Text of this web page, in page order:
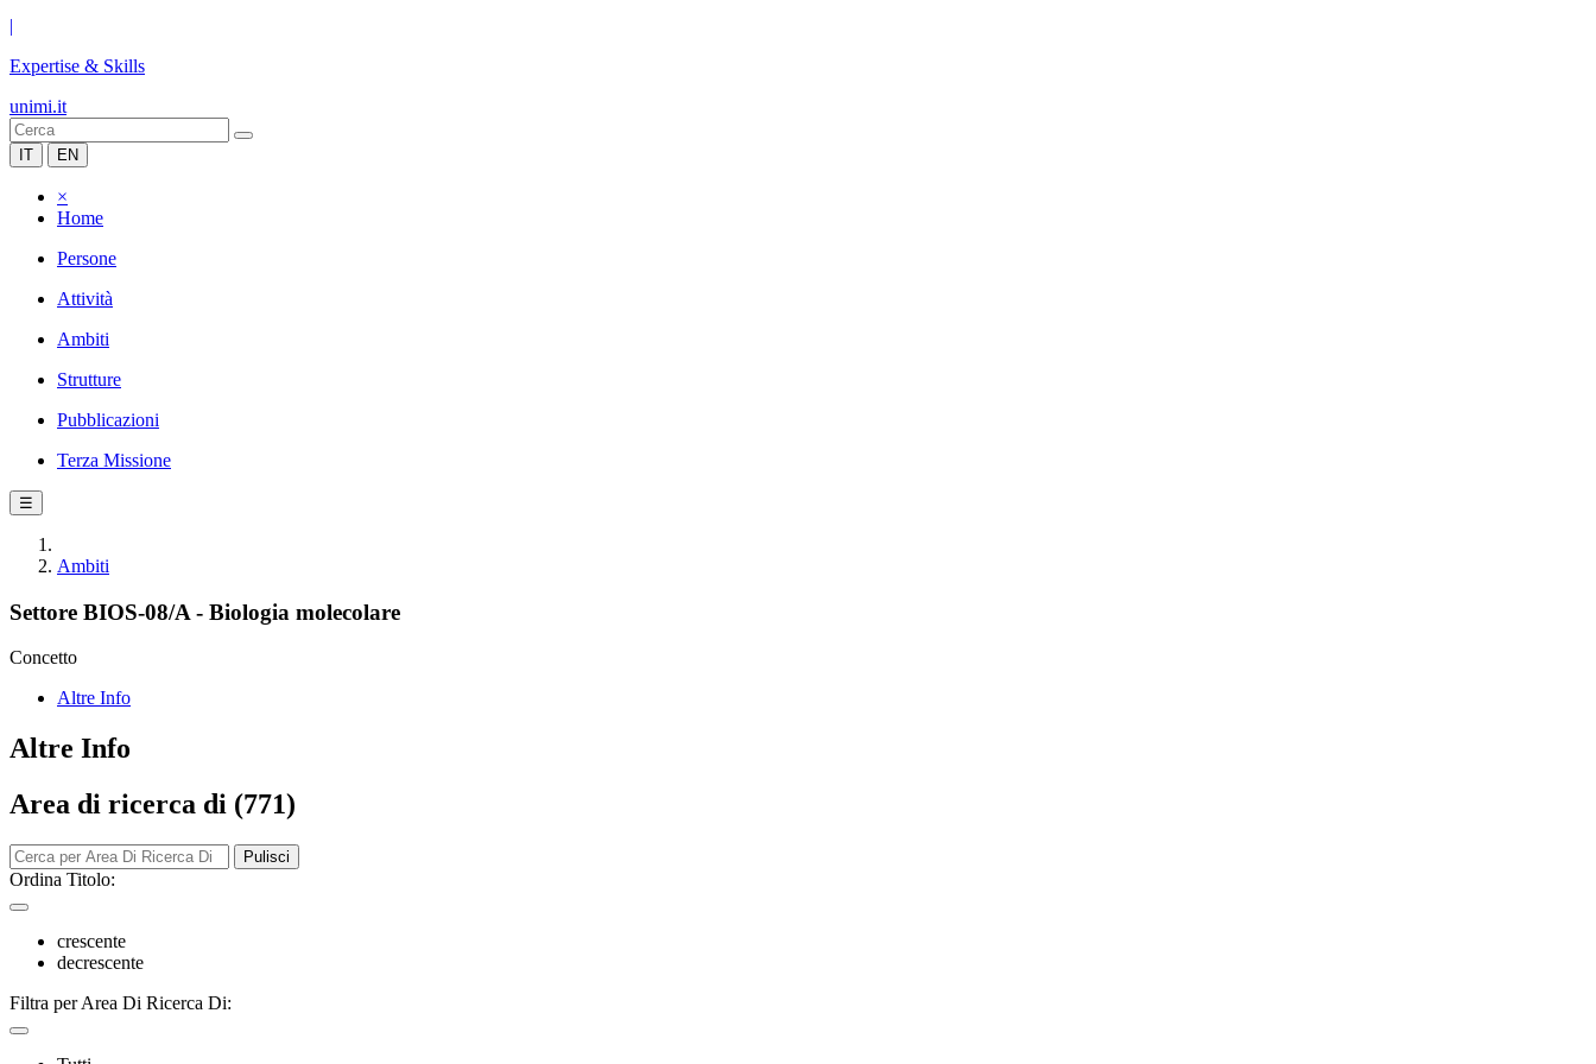
|
Expertise & Skills
unimi.it
IT EN
×
Home
Persone
Attività
Ambiti
Strutture
Pubblicazioni
Terza Missione
☰
Ambiti
Settore BIOS-08/A - Biologia molecolare
Concetto
Altre Info
Altre Info
Area di ricerca di (771)
Pulisci
Ordina Titolo:
crescente
decrescente
Filtra per Area Di Ricerca Di: